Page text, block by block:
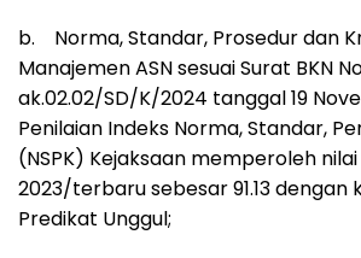
b. Norma, Standar, Prosedur dan
Manajemen ASN sesuai Surat BKN
ak.02.02/SD/K/2024 tanggal 19
Penilaian Indeks Norma, Standar,
(NSPK) Kejaksaan memperoleh
2023/terbaru sebesar 91.13 dengan
Predikat Unggul;